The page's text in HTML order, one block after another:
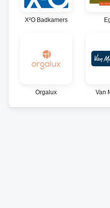
X²O Badkamers
Orgalux Van